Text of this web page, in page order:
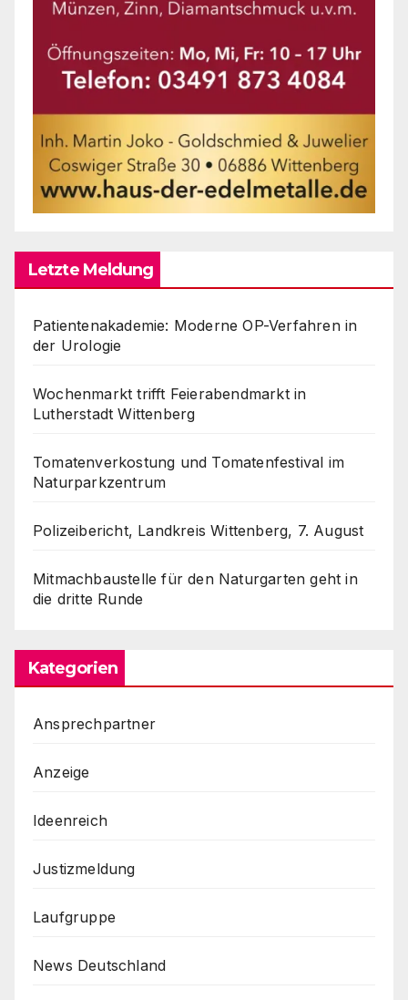
Letzte Meldung
Patientenakademie: Moderne OP-Verfahren in
der Urologie
Wochenmarkt trifft Feierabendmarkt in
Lutherstadt Wittenberg
Tomatenverkostung und Tomatenfestival im
Naturparkzentrum
Polizeibericht, Landkreis Wittenberg, 7. August
Mitmachbaustelle für den Naturgarten geht in
die dritte Runde
Kategorien
Ansprechpartner
Anzeige
Ideenreich
Justizmeldung
Laufgruppe
News Deutschland